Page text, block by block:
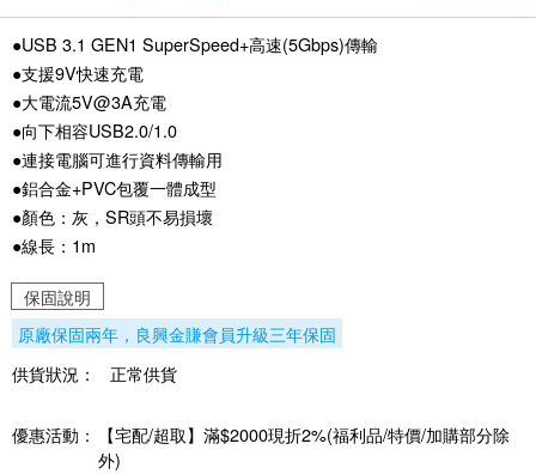
●USB 3.1 GEN1 SuperSpeed+高速(5Gbps)傳輸
●支援9V快速充電
●大電流5V@3A充電
●向下相容USB2.0/1.0
●連接電腦可進行資料傳輸用
●鋁合金+PVC包覆一體成型
●顏色：灰，SR頭不易損壞
●線長：1m
保固說明
原廠保固兩年，良興金賺會員升級三年保固
供貨狀況：
正常供貨
優惠活動：
【宅配/超取】滿$2000現折2%(福利品/特價/加購部分除
外)